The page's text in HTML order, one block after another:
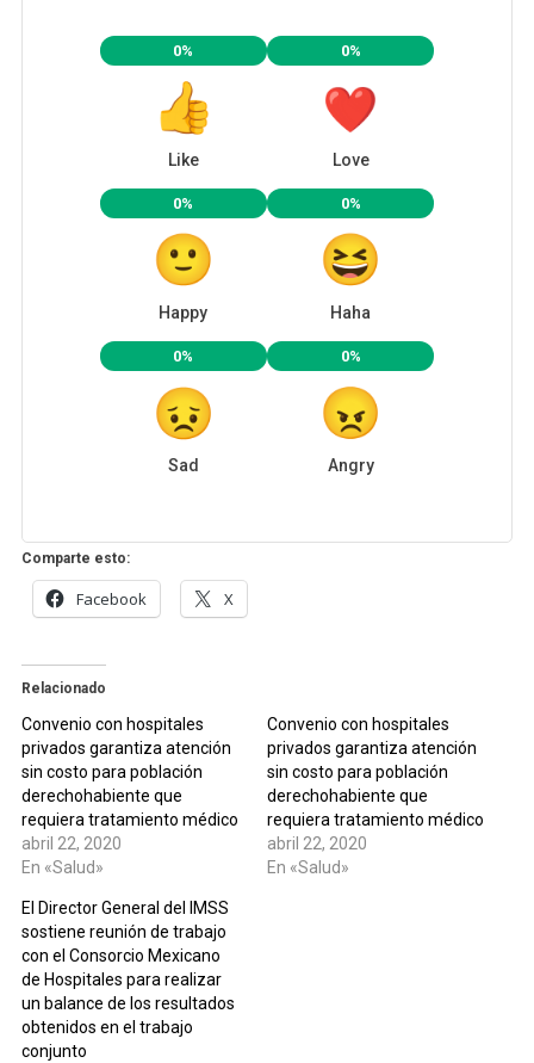
0%
Like
0%
Love
0%
Happy
0%
Haha
0%
Sad
0%
Angry
Comparte esto:
Facebook X
Relacionado
Convenio con hospitales
privados garantiza atención
sin costo para población
derechohabiente que
requiera tratamiento médico
abril 22, 2020
En «Salud»
Convenio con hospitales
privados garantiza atención
sin costo para población
derechohabiente que
requiera tratamiento médico
abril 22, 2020
En «Salud»
El Director General del IMSS
sostiene reunión de trabajo
con el Consorcio Mexicano
de Hospitales para realizar
un balance de los resultados
obtenidos en el trabajo
conjunto